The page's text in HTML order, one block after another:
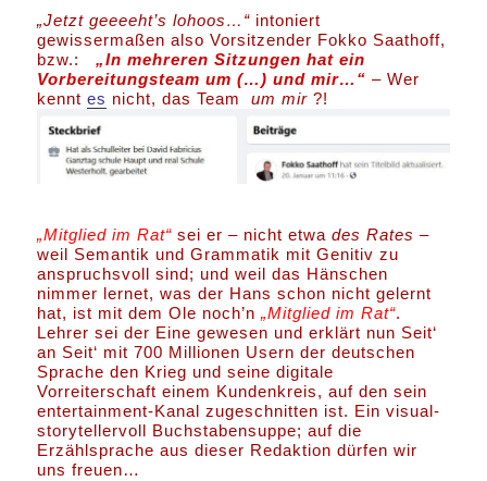
„Jetzt geeeeht’s lohoos…“ intoniert
gewissermaßen also Vorsitzender Fokko Saathoff,
bzw.:„In mehreren Sitzungen hat ein
Vorbereitungsteam um (…) und mir…“ – Wer
kenntes nicht, das Teamum mir?!
„Mitglied im Rat“ sei er – nicht etwades Rates –
weil Semantik und Grammatik mit Genitiv zu
anspruchsvoll sind; und weil das Hänschen
nimmer lernet, was der Hans schon nicht gelernt
hat, ist mit dem Ole noch’n„Mitglied im Rat“.
Lehrer sei der Eine gewesen und erklärt nun Seit‘
an Seit‘ mit 700 Millionen Usern der deutschen
Sprache den Krieg und seine digitale
Vorreiterschaft einem Kundenkreis, auf den sein
entertainment-Kanal zugeschnitten ist. Ein visual-
storytellervoll Buchstabensuppe; auf die
Erzählsprache aus dieser Redaktion dürfen wir
uns freuen…